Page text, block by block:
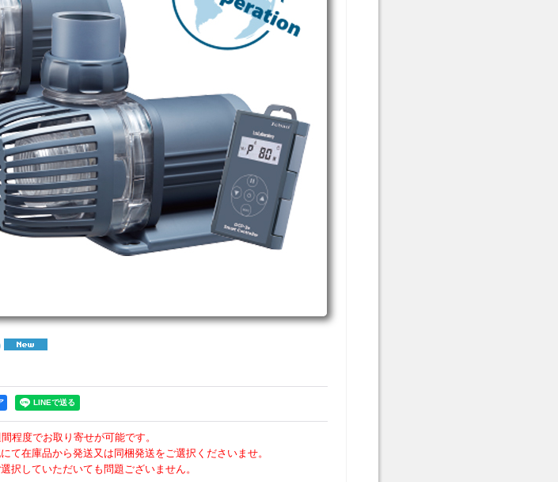
程度でお取り寄せが可能です。
て在庫品から発送又は同梱発送をご選択くださいませ。
択していただいても問題ございません。